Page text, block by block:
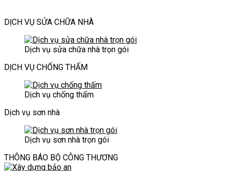
DỊCH VỤ SỬA CHỮA NHÀ
Dịch vụ sửa chữa nhà trọn gói
DỊCH VỤ CHỐNG THẤM
Dịch vụ chống thấm
Dịch vụ sơn nhà
Dịch vụ sơn nhà trọn gói
THÔNG BÁO BỘ CÔNG THƯƠNG